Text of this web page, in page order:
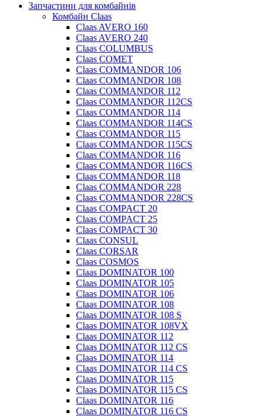
Запчастини для комбайнів
Комбайн Claas
Claas AVERO 160
Claas AVERO 240
Claas COLUMBUS
Claas COMET
Claas COMMANDOR 106
Claas COMMANDOR 108
Claas COMMANDOR 112
Claas COMMANDOR 112CS
Claas COMMANDOR 114
Claas COMMANDOR 114CS
Claas COMMANDOR 115
Claas COMMANDOR 115CS
Claas COMMANDOR 116
Claas COMMANDOR 116CS
Claas COMMANDOR 118
Claas COMMANDOR 228
Claas COMMANDOR 228CS
Claas COMPACT 20
Claas COMPACT 25
Claas COMPACT 30
Claas CONSUL
Claas CORSAR
Claas COSMOS
Claas DOMINATOR 100
Claas DOMINATOR 105
Claas DOMINATOR 106
Claas DOMINATOR 108
Claas DOMINATOR 108 S
Claas DOMINATOR 108VX
Claas DOMINATOR 112
Claas DOMINATOR 112 CS
Claas DOMINATOR 114
Claas DOMINATOR 114 CS
Claas DOMINATOR 115
Claas DOMINATOR 115 CS
Claas DOMINATOR 116
Claas DOMINATOR 116 CS